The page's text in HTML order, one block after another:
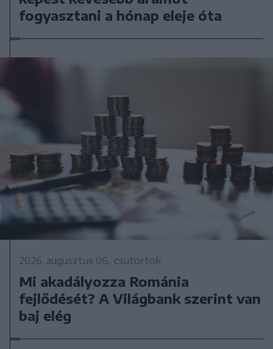
fogyasztani a hónap eleje óta
2026. augusztus 06., csütörtök
Mi akadályozza Románia
fejlődését? A Világbank szerint van
baj elég